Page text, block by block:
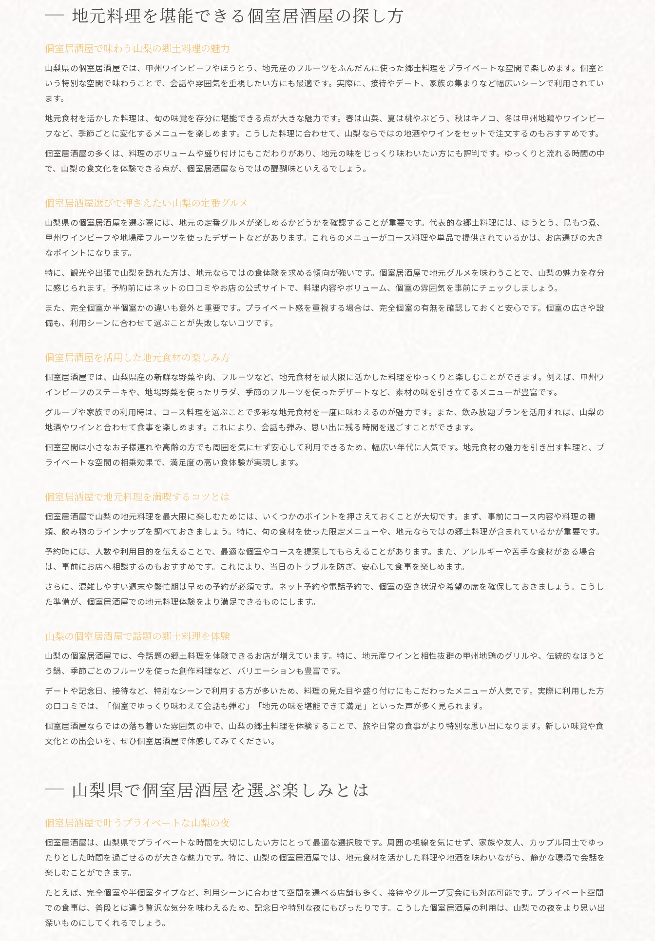
山梨県で個室居酒屋を選ぶ楽しみとは
個室居酒屋で叶うプライベートな山梨の夜
デートや会食に最適な個室居酒屋の選び方
完全個室居酒屋で実現する贅沢な食事時間
完全個室が叶えるプライベートな食事体験
宴会利用に便利な個室居酒屋の選び方
接待向け個室居酒屋で好印象を与えるコツ
個室居酒屋の収容人数と使い勝手をチェック
地酒と山梨グルメのペアリングを満喫する方法
個室居酒屋で楽しむ山梨グルメと地酒の相性
個室居酒屋でおすすめの地酒ペアリング体験
山梨グルメと地酒を個室居酒屋で満喫しよう
プライベート空間で味わう山梨県の美味しい時間
個室居酒屋で過ごす山梨の贅沢な美食時間
個室居酒屋で味わう山梨の新鮮な季節料理
プライベート空間で感じる山梨グルメの奥深さ
地元料理を堪能できる個室居酒屋の探し方
個室居酒屋で味わう山梨の郷土料理の魅力
山梨県の個室居酒屋では、甲州ワインビーフやほうとう、地元産のフルーツをふんだんに使った郷土料理をプライベートな空間で楽しめます。個室と
いう特別な空間で味わうことで、会話や雰囲気を重視したい方にも最適です。実際に、接待やデート、家族の集まりなど幅広いシーンで利用されてい
ます。
地元食材を活かした料理は、旬の味覚を存分に堪能できる点が大きな魅力です。春は山菜、夏は桃やぶどう、秋はキノコ、冬は甲州地鶏やワインビー
フなど、季節ごとに変化するメニューを楽しめます。こうした料理に合わせて、山梨ならではの地酒やワインをセットで注文するのもおすすめです。
個室居酒屋の多くは、料理のボリュームや盛り付けにもこだわりがあり、地元の味をじっくり味わいたい方にも評判です。ゆっくりと流れる時間の中
で、山梨の食文化を体験できる点が、個室居酒屋ならではの醍醐味といえるでしょう。
個室居酒屋選びで押さえたい山梨の定番グルメ
山梨県の個室居酒屋を選ぶ際には、地元の定番グルメが楽しめるかどうかを確認することが重要です。代表的な郷土料理には、ほうとう、鳥もつ煮、
甲州ワインビーフや地場産フルーツを使ったデザートなどがあります。これらのメニューがコース料理や単品で提供されているかは、お店選びの大き
なポイントになります。
特に、観光や出張で山梨を訪れた方は、地元ならではの食体験を求める傾向が強いです。個室居酒屋で地元グルメを味わうことで、山梨の魅力を存分
に感じられます。予約前にはネットの口コミやお店の公式サイトで、料理内容やボリューム、個室の雰囲気を事前にチェックしましょう。
また、完全個室か半個室かの違いも意外と重要です。プライベート感を重視する場合は、完全個室の有無を確認しておくと安心です。個室の広さや設
備も、利用シーンに合わせて選ぶことが失敗しないコツです。
個室居酒屋を活用した地元食材の楽しみ方
個室居酒屋では、山梨県産の新鮮な野菜や肉、フルーツなど、地元食材を最大限に活かした料理をゆっくりと楽しむことができます。例えば、甲州ワ
インビーフのステーキや、地場野菜を使ったサラダ、季節のフルーツを使ったデザートなど、素材の味を引き立てるメニューが豊富です。
グループや家族での利用時は、コース料理を選ぶことで多彩な地元食材を一度に味わえるのが魅力です。また、飲み放題プランを活用すれば、山梨の
地酒やワインと合わせて食事を楽しめます。これにより、会話も弾み、思い出に残る時間を過ごすことができます。
個室空間は小さなお子様連れや高齢の方でも周囲を気にせず安心して利用できるため、幅広い年代に人気です。地元食材の魅力を引き出す料理と、プ
ライベートな空間の相乗効果で、満足度の高い食体験が実現します。
個室居酒屋で地元料理を満喫するコツとは
個室居酒屋で山梨の地元料理を最大限に楽しむためには、いくつかのポイントを押さえておくことが大切です。まず、事前にコース内容や料理の種
類、飲み物のラインナップを調べておきましょう。特に、旬の食材を使った限定メニューや、地元ならではの郷土料理が含まれているかが重要です。
予約時には、人数や利用目的を伝えることで、最適な個室やコースを提案してもらえることがあります。また、アレルギーや苦手な食材がある場合
は、事前にお店へ相談するのもおすすめです。これにより、当日のトラブルを防ぎ、安心して食事を楽しめます。
さらに、混雑しやすい週末や繁忙期は早めの予約が必須です。ネット予約や電話予約で、個室の空き状況や希望の席を確保しておきましょう。こうし
た準備が、個室居酒屋での地元料理体験をより満足できるものにします。
山梨の個室居酒屋で話題の郷土料理を体験
山梨の個室居酒屋では、今話題の郷土料理を体験できるお店が増えています。特に、地元産ワインと相性抜群の甲州地鶏のグリルや、伝統的なほうと
う鍋、季節ごとのフルーツを使った創作料理など、バリエーションも豊富です。
デートや記念日、接待など、特別なシーンで利用する方が多いため、料理の見た目や盛り付けにもこだわったメニューが人気です。実際に利用した方
の口コミでは、「個室でゆっくり味わえて会話も弾む」「地元の味を堪能できて満足」といった声が多く見られます。
個室居酒屋ならではの落ち着いた雰囲気の中で、山梨の郷土料理を体験することで、旅や日常の食事がより特別な思い出になります。新しい味覚や食
文化との出会いを、ぜひ個室居酒屋で体感してみてください。
山梨県で個室居酒屋を選ぶ楽しみとは
個室居酒屋で叶うプライベートな山梨の夜
個室居酒屋は、山梨県でプライベートな時間を大切にしたい方にとって最適な選択肢です。周囲の視線を気にせず、家族や友人、カップル同士でゆっ
たりとした時間を過ごせるのが大きな魅力です。特に、山梨の個室居酒屋では、地元食材を活かした料理や地酒を味わいながら、静かな環境で会話を
楽しむことができます。
たとえば、完全個室や半個室タイプなど、利用シーンに合わせて空間を選べる店舗も多く、接待やグループ宴会にも対応可能です。プライベート空間
での食事は、普段とは違う贅沢な気分を味わえるため、記念日や特別な夜にもぴったりです。こうした個室居酒屋の利用は、山梨での夜をより思い出
深いものにしてくれるでしょう。